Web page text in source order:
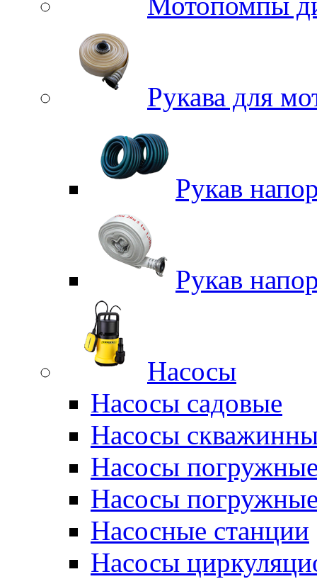
Рукава для
Рукав
Рукав
Насосы
Насосы садовые
Насосы
Насосы
Насосы
Насосные станции
Насосы